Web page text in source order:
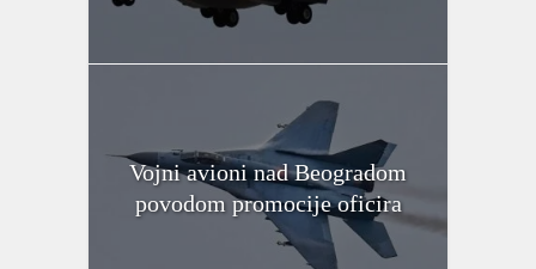
Vojni avioni nad Beogradom
povodom promocije oficira